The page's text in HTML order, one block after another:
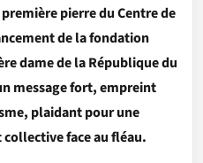
pierre du Centre de
de la fondation
dame de la République du
message fort, empreint
plaidant pour une
face au fléau.